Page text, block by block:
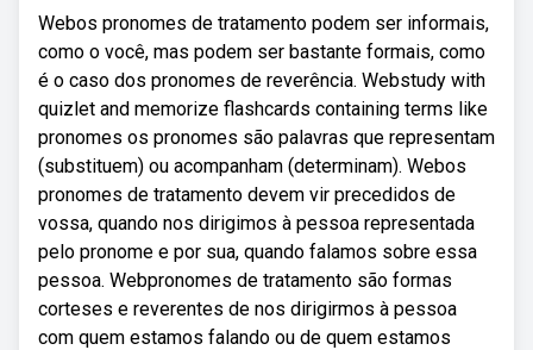
Webos pronomes de tratamento podem ser informais,
como o você, mas podem ser bastante formais, como
é o caso dos pronomes de reverência. Webstudy with
quizlet and memorize flashcards containing terms like
pronomes os pronomes são palavras que representam
(substituem) ou acompanham (determinam). Webos
pronomes de tratamento devem vir precedidos de
vossa, quando nos dirigimos à pessoa representada
pelo pronome e por sua, quando falamos sobre essa
pessoa. Webpronomes de tratamento são formas
corteses e reverentes de nos dirigirmos à pessoa
com quem estamos falando ou de quem estamos